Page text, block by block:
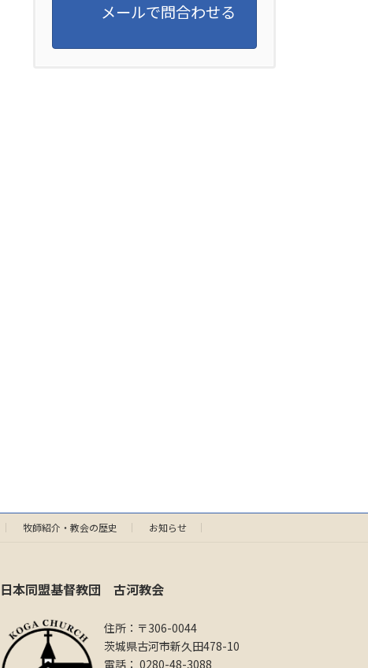
メールで問合わせる
牧師紹介・教会の歴史 お知らせ
日本同盟基督教団 古河教会
住所：〒306-0044
茨城県古河市新久田478-10
電話： 0280-48-3088